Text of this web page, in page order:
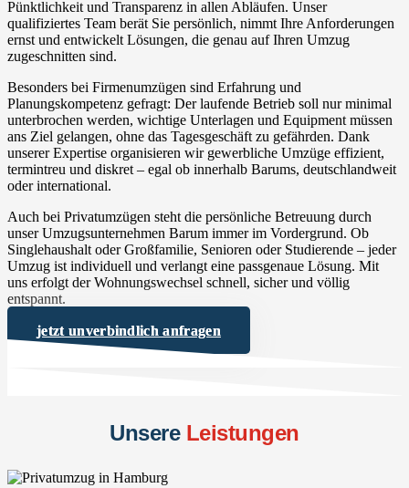
Pünktlichkeit und Transparenz in allen Abläufen. Unser
qualifiziertes Team berät Sie persönlich, nimmt Ihre Anforderungen
ernst und entwickelt Lösungen, die genau auf Ihren Umzug
zugeschnitten sind.
Besonders bei Firmenumzügen sind Erfahrung und
Planungskompetenz gefragt: Der laufende Betrieb soll nur minimal
unterbrochen werden, wichtige Unterlagen und Equipment müssen
ans Ziel gelangen, ohne das Tagesgeschäft zu gefährden. Dank
unserer Expertise organisieren wir gewerbliche Umzüge effizient,
termintreu und diskret – egal ob innerhalb Barums, deutschlandweit
oder international.
Auch bei Privatumzügen steht die persönliche Betreuung durch
unser Umzugsunternehmen Barum immer im Vordergrund. Ob
Singlehaushalt oder Großfamilie, Senioren oder Studierende – jeder
Umzug ist individuell und verlangt eine passgenaue Lösung. Mit
uns erfolgt der Wohnungswechsel schnell, sicher und völlig
entspannt.
jetzt unverbindlich anfragen
UnsereLeistungen